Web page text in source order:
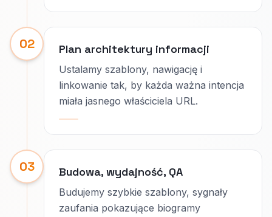
02 Plan architektury informacji
Ustalamy szablony, nawigację i
linkowanie tak, by każda ważna intencja
miała jasnego właściciela URL.
03 Budowa, wydajność, QA
Budujemy szybkie szablony, sygnały
zaufania pokazujące biogramy